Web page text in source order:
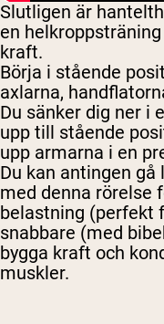
Slutligen är
en
kraft.
Börja i stående
axlarna,
Du sänker dig ner i
upp till stående
upp armarna i en
Du kan antingen
med denna rörelse
belastning (perfekt
snabbare (med
bygga kraft och
muskler.